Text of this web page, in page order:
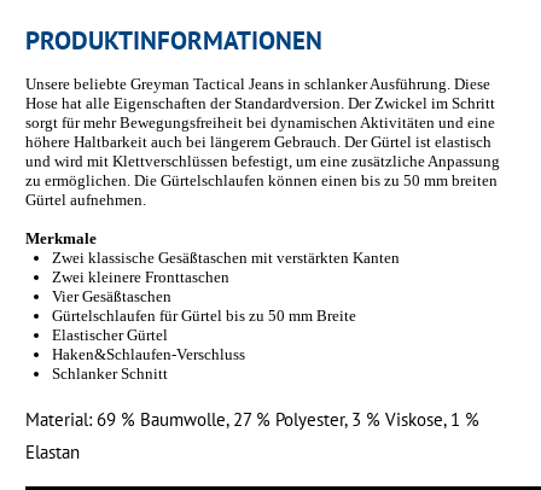
PRODUKTINFORMATIONEN
Unsere beliebte Greyman Tactical Jeans in schlanker Ausführung. Diese
Hose hat alle Eigenschaften der Standardversion. Der Zwickel im Schritt
sorgt für mehr Bewegungsfreiheit bei dynamischen Aktivitäten und eine
höhere Haltbarkeit auch bei längerem Gebrauch. Der Gürtel ist elastisch
und wird mit Klettverschlüssen befestigt, um eine zusätzliche Anpassung
zu ermöglichen. Die Gürtelschlaufen können einen bis zu 50 mm breiten
Gürtel aufnehmen.
Merkmale
Zwei klassische Gesäßtaschen mit verstärkten Kanten
Zwei kleinere Fronttaschen
Vier Gesäßtaschen
Gürtelschlaufen für Gürtel bis zu 50 mm Breite
Elastischer Gürtel
Haken&Schlaufen-Verschluss
Schlanker Schnitt
Material: 69 % Baumwolle, 27 % Polyester, 3 % Viskose, 1 %
Elastan